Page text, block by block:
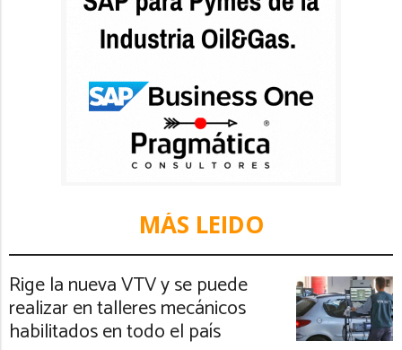
MÁS LEIDO
Rige la nueva VTV y se puede
realizar en talleres mecánicos
habilitados en todo el país